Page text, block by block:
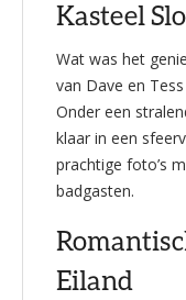
Kasteel
Wat was het
van Dave en
Onder een
klaar in een
prachtige foto’s
badgasten.
Eiland